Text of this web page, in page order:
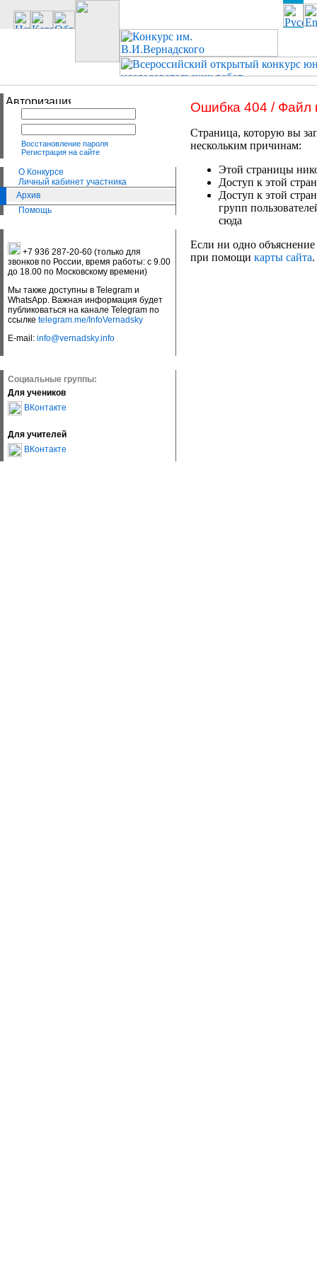
Восстановление пароля
Регистрация на сайте
О Конкурсе
Личный кабинет участника
Архив
Помощь
+7 936 287-20-60 (только для
звонков по России, время работы: с 9.00
до 18.00 по Московскому времени)
Мы также доступны в Telegram и
WhatsApp. Важная информация будет
публиковаться на канале Telegram по
ссылке telegram.me/InfoVernadsky
E-mail: info@vernadsky.info
Социальные группы:
Для учеников
ВКонтакте
Для учителей
ВКонтакте
Ошибка 404 / Файл
Страница, которую вы
нескольким причинам:
Этой страницы
Доступ к этой
Доступ к этой
групп
сюда
Если ни одно объяснение
при помощи карты сайта.